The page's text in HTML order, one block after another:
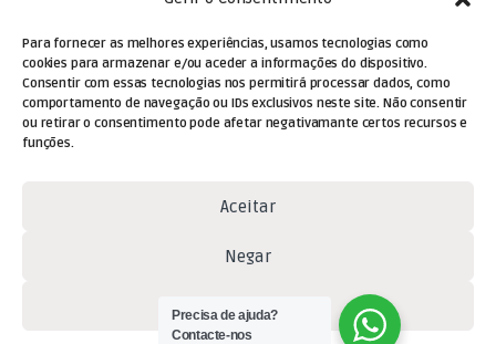
Para fornecer as melhores experiências, usamos tecnologias como
cookies para armazenar e/ou aceder a informações do dispositivo.
Consentir com essas tecnologias nos permitirá processar dados, como
comportamento de navegação ou IDs exclusivos neste site. Não consentir
ou retirar o consentimento pode afetar negativamante certos recursos e
funções.
Aceitar
Negar
Ver preferências
(+351) 229 477 080
nacional)
Precisa de ajuda?
Contacte-nos